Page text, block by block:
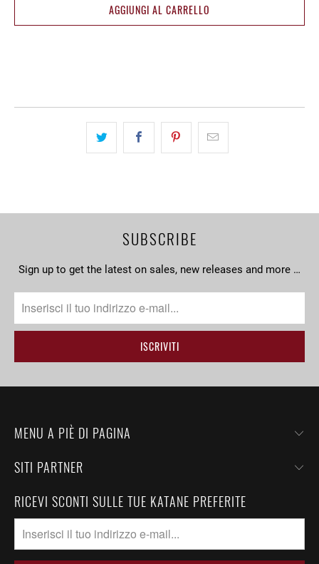
AGGIUNGI AL CARRELLO
SUBSCRIBE
Sign up to get the latest on sales, new releases and more …
MENU A PIÈ DI PAGINA
SITI PARTNER
RICEVI SCONTI SULLE TUE KATANE PREFERITE